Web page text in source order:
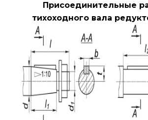
Присоединительные
тихоходного вала